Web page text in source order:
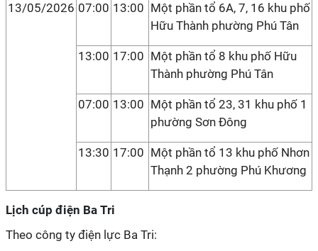
13/05/2026 07:00 13:00 Một phần tổ 6A, 7, 16 khu phố
Hữu Thành phường Phú Tân
13:00 17:00 Một phần tổ 8 khu phố Hữu
Thành phường Phú Tân
07:00 13:00 Một phần tổ 23, 31 khu phố 1
phường Sơn Đông
13:30 17:00 Một phần tổ 13 khu phố Nhơn
Thạnh 2 phường Phú Khương
Lịch cúp điện Ba Tri
Theo công ty điện lực Ba Tri: